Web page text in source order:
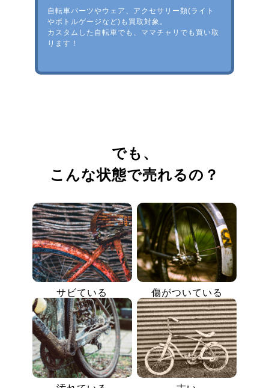
自転車パーツやウェア、アクセサリー類(ライト
やボトルゲージなど)も買取対象。
カスタムした自転車でも、ママチャリでも買い取
ります！
でも、
こんな状態で売れるの？
サビている 傷がついている